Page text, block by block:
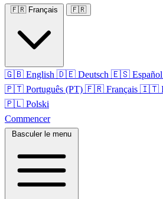
🇫🇷 Français 🇫🇷
🇬🇧 English 🇩🇪 Deutsch 🇪🇸 Español
🇵🇹 Português (PT) 🇫🇷 Français 🇮🇹
🇵🇱 Polski
Commencer
Basculer le menu